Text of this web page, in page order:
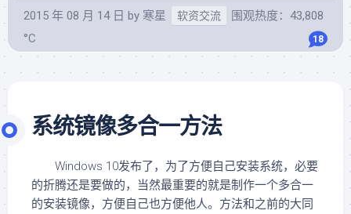
2015 年 08 月 14 日 by 寒星 软资交流
围观热度：43,808
°C
18
系统镜像多合一方法
Windows 10发布了，为了方便自己安装系统，必要
的折腾还是要做的，当然最重要的就是制作一个多合一
的安装镜像，方便自己也方便他人。方法和之前的大同